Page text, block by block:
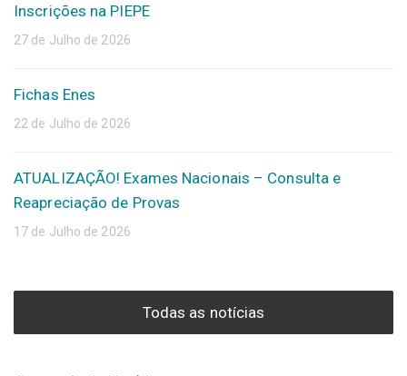
Inscrições na PIEPE
27 de Julho de 2026
Fichas Enes
22 de Julho de 2026
ATUALIZAÇÃO! Exames Nacionais – Consulta e
Reapreciação de Provas
17 de Julho de 2026
Todas as notícias